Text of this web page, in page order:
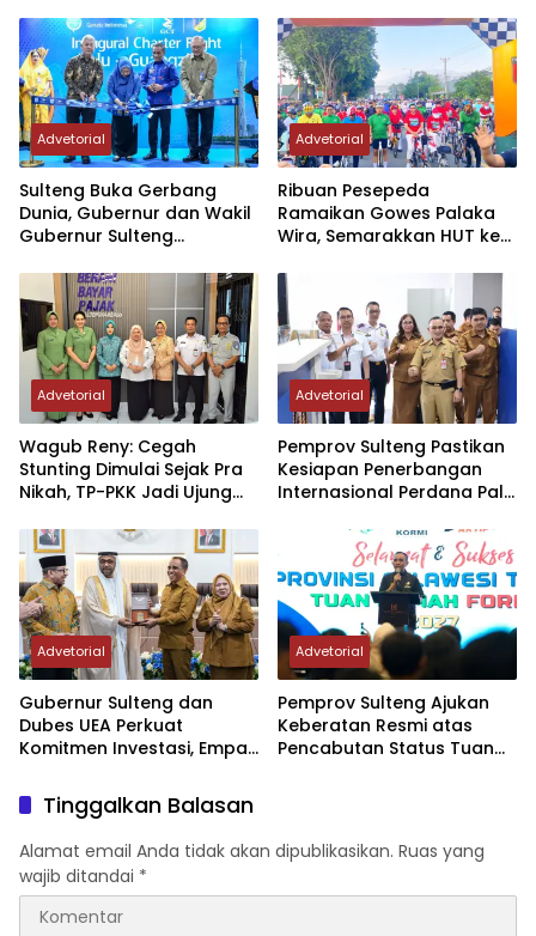
Advetorial
Sulteng Buka Gerbang
Dunia, Gubernur dan Wakil
Gubernur Sulteng
Perdana Internasional
Palu-Guangzhou
Advetorial
Ribuan Pesepeda
Ramaikan Gowes Palaka
Wira, Semarakkan HUT ke-1
Advetorial
Wagub Reny: Cegah
Stunting Dimulai Sejak Pra
Nikah, TP-PKK Jadi Ujung
Advetorial
Pemprov Sulteng Pastikan
Kesiapan Penerbangan
Internasional Perdana Palu
Advetorial
Gubernur Sulteng dan
Dubes UEA Perkuat
Komitmen Investasi, Empat
Advetorial
Pemprov Sulteng Ajukan
Keberatan Resmi atas
Pencabutan Status Tuan
Tinggalkan Balasan
Alamat email Anda tidak akan dipublikasikan. Ruas yang
wajib ditandai *